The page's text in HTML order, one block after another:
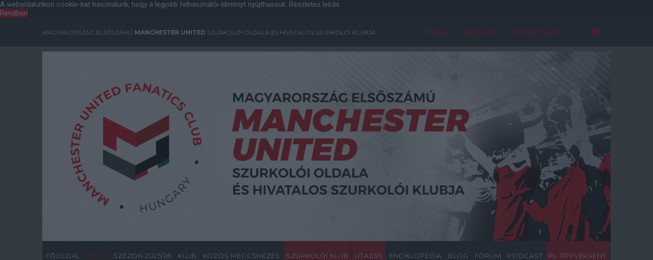
A weboldalunkon cookie-kat használunk, hogy a legjobb felhasználói élményt nyújthassuk. Részletes leírás
Rendben
MAGYARORSZÁG ELSŐSZÁMÚ MANCHESTER UNITED SZURKOLÓI OLDALA ÉS HIVATALOS SZURKOLÓI KLUBJA Főoldal Regisztráció Elfelejtett jelszó
FŐOLDAL HÍREK SZEZON 2025/26 KLUB KÖZÖS MECCSNÉZÉS SZURKOLÓI KLUB UTAZÁS ENCIKLOPÉDIA BLOG FÓRUM PODCAST PL TIPPVERSENY